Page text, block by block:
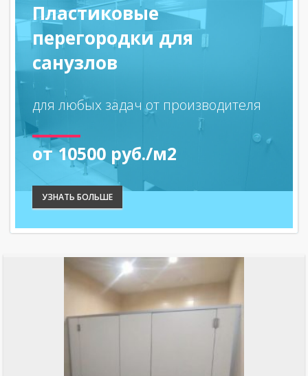
Пластиковые
перегородки для
санузлов
для любых задач от производителя
от 10500 руб./м2
УЗНАТЬ БОЛЬШЕ